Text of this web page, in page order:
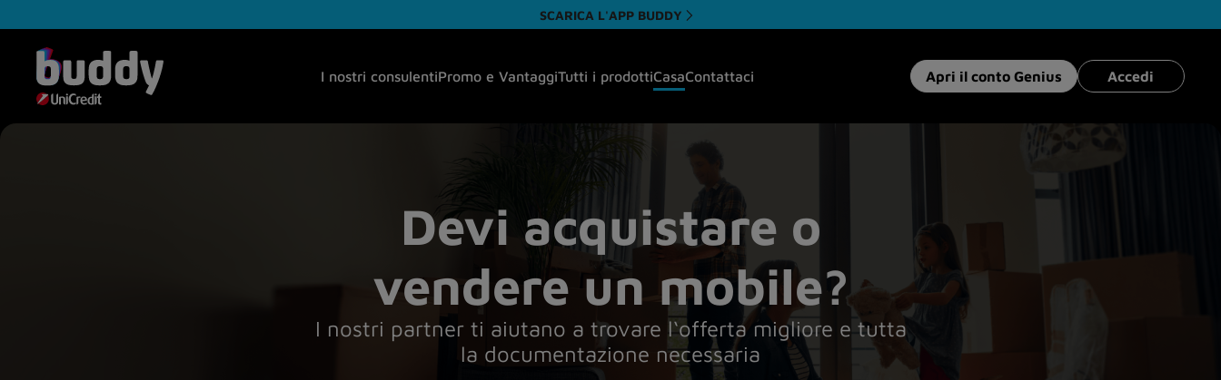
SCARICA L'APP BUDDY
I nostri consulentiPromo e VantaggiTutti i prodottiCasaContattaci Apri il conto Genius Accedi
Devi acquistare o
vendere un mobile?
I nostri partner ti aiutano a trovare l‘offerta migliore e tutta
la documentazione necessaria